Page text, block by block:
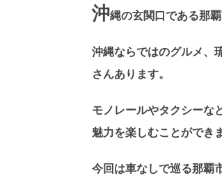
沖縄の玄関口である那
沖縄ならではのグルメ、
さんあります。
モノレールやタクシーな
魅力を楽しむことができ
今回は車なしで巡る那覇